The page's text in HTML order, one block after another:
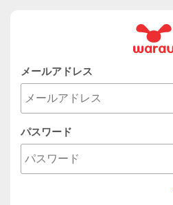
メールアドレス
パスワード